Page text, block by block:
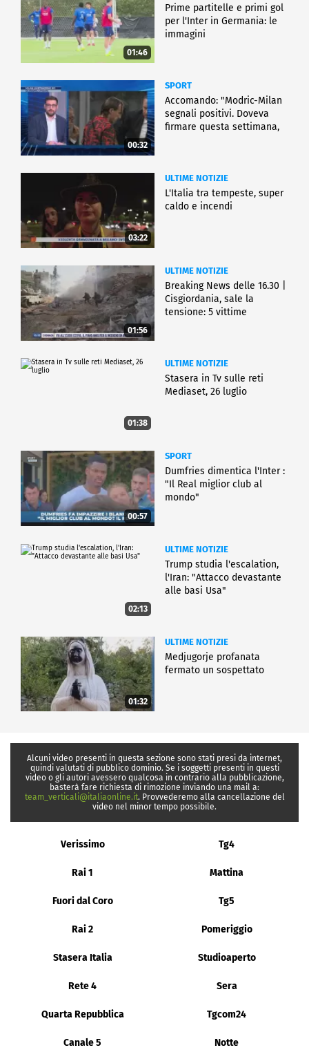
01:46
Prime partitelle e primi gol
per l'Inter in Germania: le
immagini
00:32
SPORT
Accomando: "Modric-Milan
segnali positivi. Doveva
firmare questa settimana,
03:22
ULTIME NOTIZIE
L'Italia tra tempeste, super
caldo e incendi
01:56
ULTIME NOTIZIE
Breaking News delle 16.30 |
Cisgiordania, sale la
tensione: 5 vittime
01:38
ULTIME NOTIZIE
Stasera in Tv sulle reti
Mediaset, 26 luglio
00:57
SPORT
Dumfries dimentica l'Inter :
"Il Real miglior club al
mondo"
02:13
ULTIME NOTIZIE
Trump studia l'escalation,
l'Iran: "Attacco devastante
alle basi Usa"
01:32
ULTIME NOTIZIE
Medjugorje profanata
fermato un sospettato
Alcuni video presenti in questa sezione sono stati presi da internet,
quindi valutati di pubblico dominio. Se i soggetti presenti in questi
video o gli autori avessero qualcosa in contrario alla pubblicazione,
basterà fare richiesta di rimozione inviando una mail a:
team_verticali@italiaonline.it. Provvederemo alla cancellazione del
video nel minor tempo possibile.
Verissimo Tg4
Rai 1 Mattina
Fuori dal Coro Tg5
Rai 2 Pomeriggio
Stasera Italia Studioaperto
Rete 4 Sera
Quarta Repubblica Tgcom24
Canale 5 Notte